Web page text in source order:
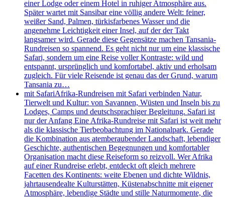
einer Lodge oder einem Hotel in ruhiger Atmosphäre aus.
Später wartet mit Sansibar eine völlig andere Welt: feiner,
weißer Sand, Palmen, türkisfarbenes Wasser und die
angenehme Leichtigkeit einer Insel, auf der der Takt
langsamer wird. Gerade diese Gegensätze machen Tansania-
Rundreisen so spannend. Es geht nicht nur um eine klassische
Safari, sondern um eine Reise voller Kontraste: wild und
entspannt, ursprünglich und komfortabel, aktiv und erholsam
zugleich. Für viele Reisende ist genau das der Grund, warum
Tansania zu…
mit SafariAfrika-Rundreisen mit Safari verbinden Natur,
Tierwelt und Kultur: von Savannen, Wüsten und Inseln bis zu
Lodges, Camps und deutschsprachiger Begleitung. Safari ist
nur der Anfang Eine Afrika-Rundreise mit Safari ist weit mehr
als die klassische Tierbeobachtung im Nationalpark. Gerade
die Kombination aus atemberaubender Landschaft, lebendiger
Geschichte, authentischen Begegnungen und komfortabler
Organisation macht diese Reiseform so reizvoll. Wer Afrika
auf einer Rundreise erlebt, entdeckt oft gleich mehrere
Facetten des Kontinents: weite Ebenen und dichte Wildnis,
jahrtausendealte Kulturstätten, Küstenabschnitte mit eigener
Atmosphäre, lebendige Städte und stille Naturmomente, die